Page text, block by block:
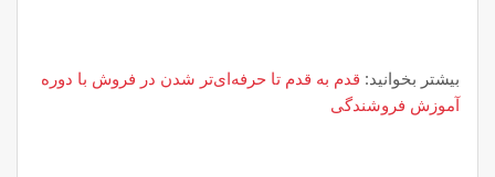
بیشتر بخوانید: قدم به قدم تا حرفه‌ای‌تر شدن در فروش با دوره
آموزش فروشندگی